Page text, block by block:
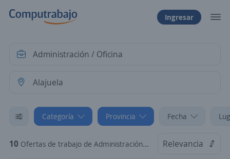
Ingresar
Categoría Provincia Fecha
10 Ofertas de trabajo de Administración / Oficina en Alajuela, Alajuela Relevancia